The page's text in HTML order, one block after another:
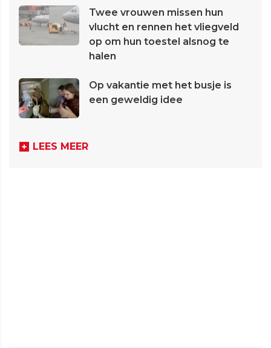
Twee vrouwen missen hun
vlucht en rennen het vliegveld
op om hun toestel alsnog te
halen
Op vakantie met het busje is
een geweldig idee
LEES MEER